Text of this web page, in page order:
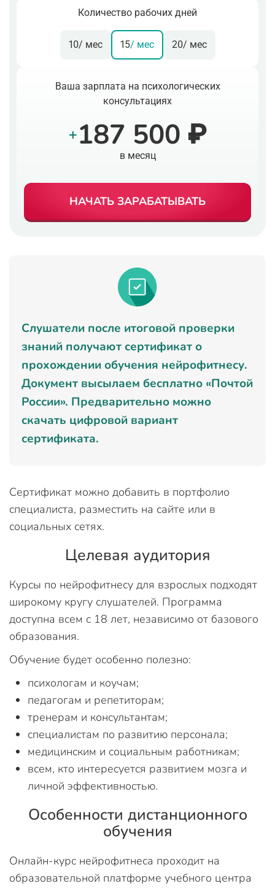
Количество рабочих дней
10/ мес 15/ мес 20/ мес
Ваша зарплата на психологических
консультациях
+187 500 ₽
в месяц
НАЧАТЬ ЗАРАБАТЫВАТЬ
Слушатели после итоговой проверки
знаний получают сертификат о
прохождении обучения нейрофитнесу.
Документ высылаем бесплатно «Почтой
России». Предварительно можно
скачать цифровой вариант
сертификата.
Сертификат можно добавить в портфолио
специалиста, разместить на сайте или в
социальных сетях.
Целевая аудитория
Курсы по нейрофитнесу для взрослых подходят
широкому кругу слушателей. Программа
доступна всем с 18 лет, независимо от базового
образования.
Обучение будет особенно полезно:
психологам и коучам;
педагогам и репетиторам;
тренерам и консультантам;
специалистам по развитию персонала;
медицинским и социальным работникам;
всем, кто интересуется развитием мозга и
личной эффективностью.
Особенности дистанционного
обучения
Онлайн-курс нейрофитнеса проходит на
образовательной платформе учебного центра